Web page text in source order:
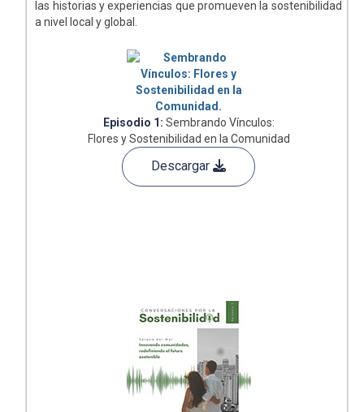
las historias y experiencias que promueven la sostenibilidad
a nivel local y global.
Episodio 1: Sembrando Vínculos:
Flores y Sostenibilidad en la Comunidad
Descargar